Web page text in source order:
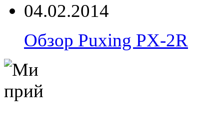
04.02.2014
Обзор Puxing PX-2R